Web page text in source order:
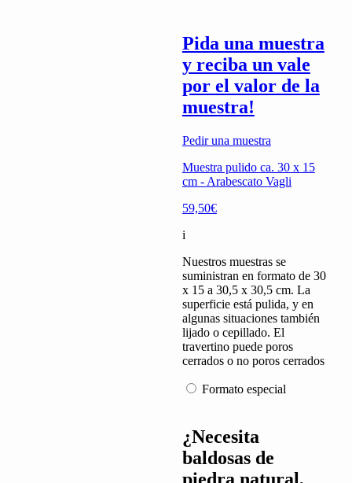
Pida una muestra
y reciba un vale
por el valor de la
muestra!
Pedir una muestra
Muestra pulido ca. 30 x 15
cm - Arabescato Vagli
59,50€
i
Nuestros muestras se
suministran en formato de 30
x 15 a 30,5 x 30,5 cm. La
superficie está pulida, y en
algunas situaciones también
lijado o cepillado. El
travertino puede poros
cerrados o no poros cerrados
Formato especial
¿Necesita
baldosas de